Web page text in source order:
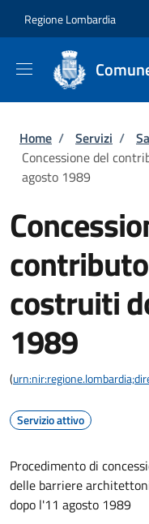
Regione Lombardia
Briciole di
Home / Servizi /
Concessione del
agosto 1989
costruiti
1989
(
Servizio attivo
Procedimento di
delle barriere
dopo l'11 agosto 1989